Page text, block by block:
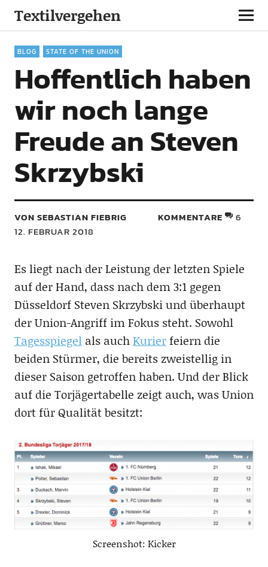
Textilvergehen
BLOG STATE OF THE UNION
Hoffentlich haben
wir noch lange
Freude an Steven
Skrzybski
VON SEBASTIAN FIEBRIG
12. FEBRUAR 2018
KOMMENTARE 6
Es liegt nach der Leistung der letzten Spiele
auf der Hand, dass nach dem 3:1 gegen
Düsseldorf Steven Skrzybski und überhaupt
der Union-Angriff im Fokus steht. Sowohl
Tagesspiegelals auchKurierfeiern die
beiden Stürmer, die bereits zweistellig in
dieser Saison getroffen haben. Und der Blick
auf die Torjägertabelle zeigt auch, was Union
dort für Qualität besitzt:
Screenshot: Kicker